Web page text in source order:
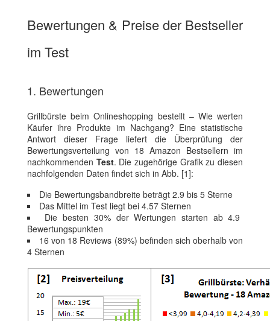
Bewertungen & Preise der Bestseller
im Test
1. Bewertungen
Grillbürste beim Onlineshopping bestellt – Wie werten
Käufer ihre Produkte im Nachgang? Eine statistische
Antwort dieser Frage liefert die Überprüfung der
Bewertungsverteilung von 18 Amazon Bestsellern im
nachkommenden Test. Die zugehörige Grafik zu diesen
nachfolgenden Daten findet sich in Abb. [1]:
Die Bewertungsbandbreite beträgt 2.9 bis 5 Sterne
Das Mittel im Test liegt bei 4.57 Sternen
Die besten 30% der Wertungen starten ab 4.9
Bewertungspunkten
16 von 18 Reviews (89%) befinden sich oberhalb von
4 Sternen